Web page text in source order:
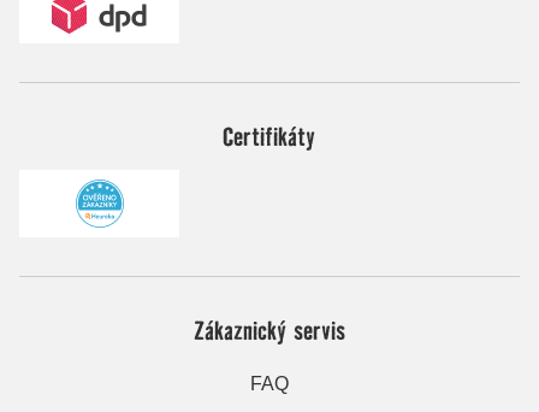
Certifikáty
Zákaznický servis
FAQ